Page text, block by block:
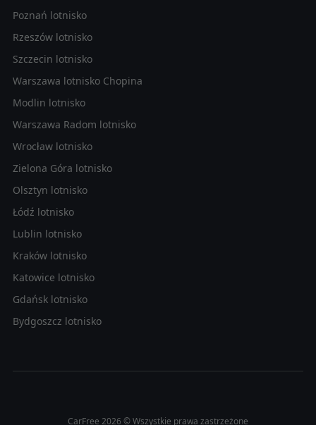
Poznań lotnisko
Rzeszów lotnisko
Szczecin lotnisko
Warszawa lotnisko Chopina
Modlin lotnisko
Warszawa Radom lotnisko
Wrocław lotnisko
Zielona Góra lotnisko
Olsztyn lotnisko
Łódź lotnisko
Lublin lotnisko
Kraków lotnisko
Katowice lotnisko
Gdańsk lotnisko
Bydgoszcz lotnisko
CarFree 2026 © Wszystkie prawa zastrzeżone